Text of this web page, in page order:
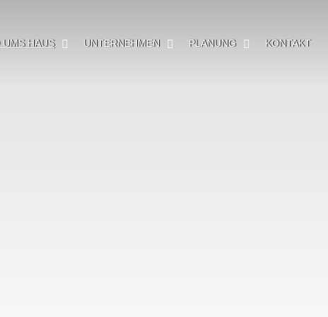
UMS HAUS UNTERNEHMEN PLANUNG KONTAKT